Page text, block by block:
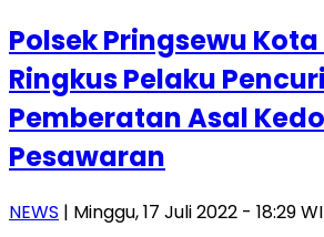
Polsek Pringsewu
Ringkus Pelaku
Pemberatan Asal
Pesawaran
NEWS | Minggu, 17 Juli 2022 - 18:29